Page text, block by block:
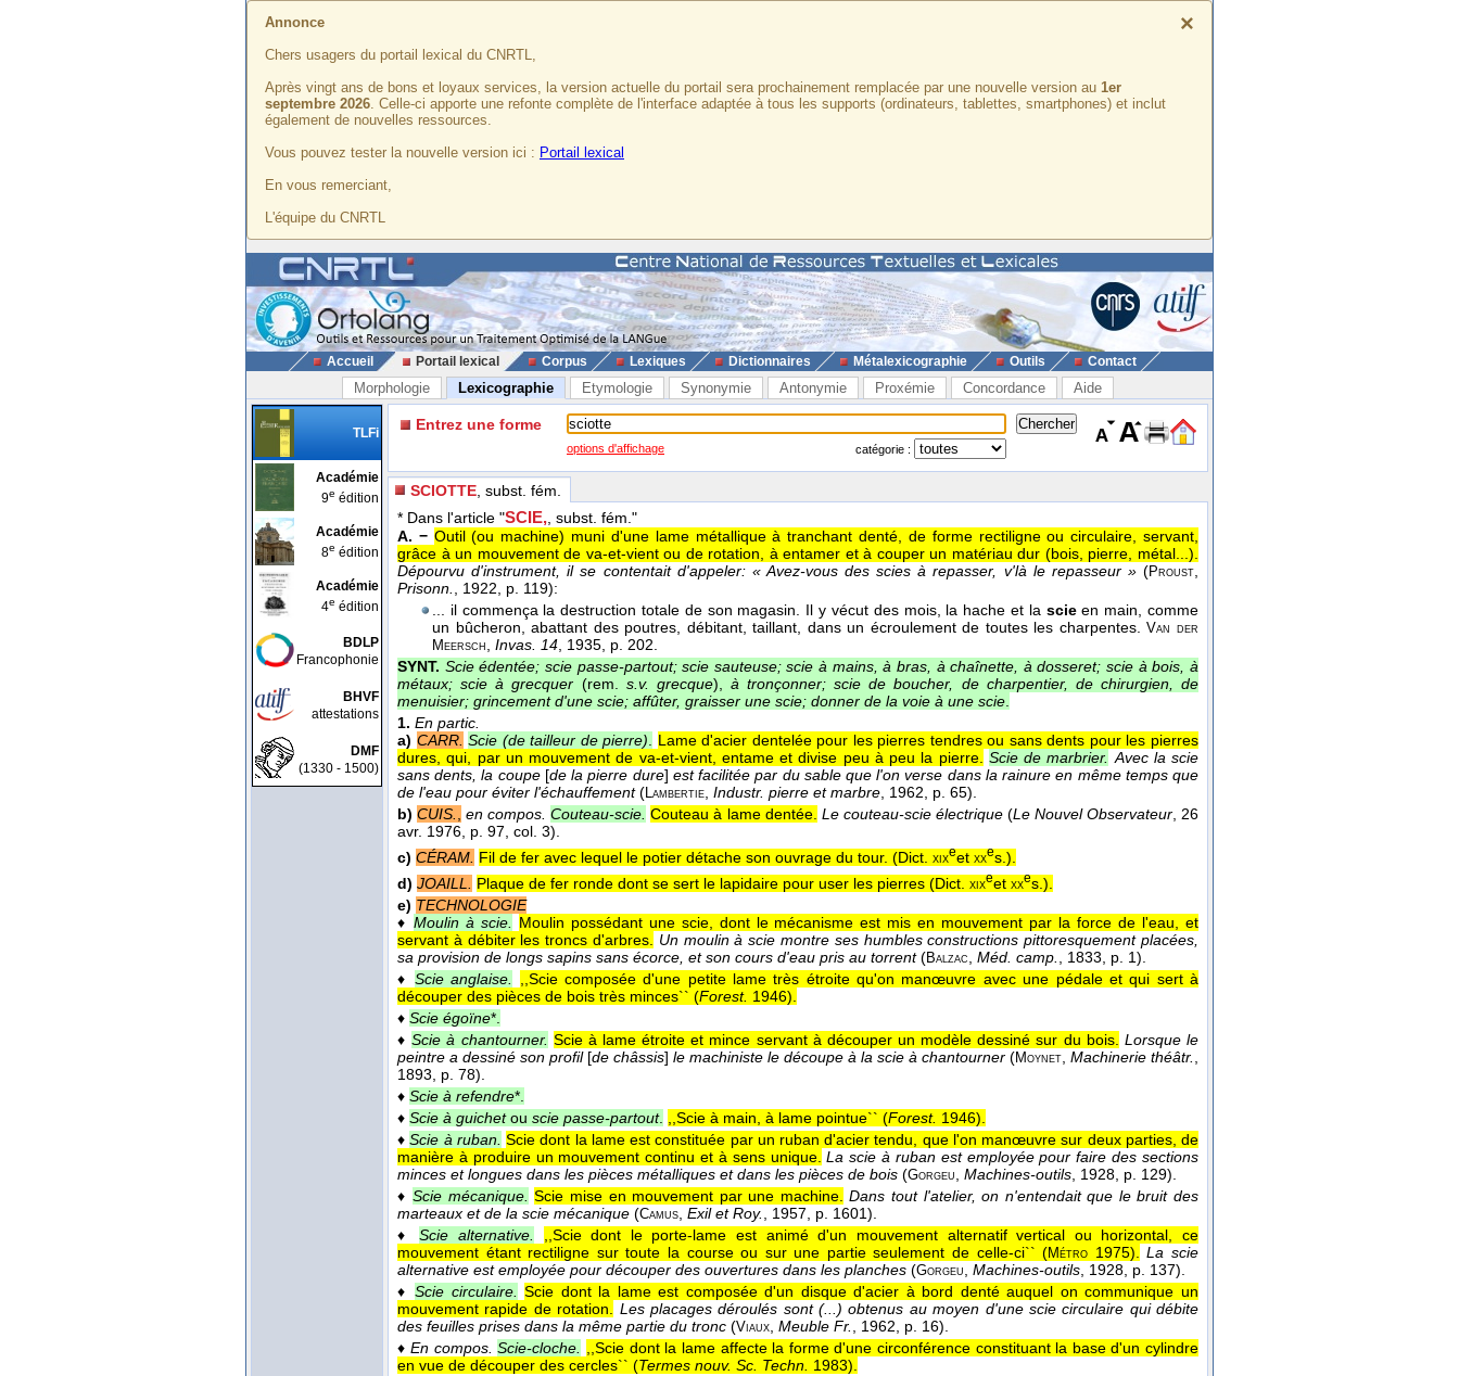
×
Annonce
Chers usagers du portail lexical du CNRTL,
Après vingt ans de bons et loyaux services, la version actuelle du portail sera prochainement remplacée par une nouvelle version au 1er
septembre 2026. Celle-ci apporte une refonte complète de l'interface adaptée à tous les supports (ordinateurs, tablettes, smartphones) et inclut
également de nouvelles ressources.
Vous pouvez tester la nouvelle version ici : Portail lexical
En vous remerciant,
L'équipe du CNRTL
Accueil Portail lexical Corpus Lexiques Dictionnaires Métalexicographie Outils Contact
Morphologie Lexicographie Etymologie Synonymie Antonymie Proxémie Concordance Aide
TLFi
Académie
9e édition
Académie
8e édition
Académie
4e édition
BDLP
Francophonie
BHVF
attestations
DMF
(1330 - 1500)
Entrez une forme
options d'affichage catégorie :
SCIOTTE , subst. fém.
* Dans l'article "SCIE,, subst. fém."
A. − Outil (ou machine) muni d'une lame métallique à tranchant denté, de forme rectiligne ou circulaire, servant,
grâce à un mouvement de va-et-vient ou de rotation, à entamer et à couper un matériau dur (bois, pierre, métal...).
Dépourvu d'instrument, il se contentait d'appeler: « Avez-vous des scies à repasser, v'là le repasseur »(Proust,
Prisonn., 1922, p. 119):
... il commença la destruction totale de son magasin. Il y vécut des mois, la hache et la scieen main, comme
un bûcheron, abattant des poutres, débitant, taillant, dans un écroulement de toutes les charpentes.Van der
Meersch, Invas. 14, 1935, p. 202.
SYNT. Scie édentée; scie passe-partout; scie sauteuse; scie à mains, à bras, à chaînette, à dosseret; scie à bois, à
métaux; scie à grecquer (rem. s.v. grecque), à tronçonner; scie de boucher, de charpentier, de chirurgien, de
menuisier; grincement d'une scie; affûter, graisser une scie; donner de la voie à une scie.
1. En partic.
a) CARR. Scie (de tailleur de pierre). Lame d'acier dentelée pour les pierres tendres ou sans dents pour les pierres
dures, qui, par un mouvement de va-et-vient, entame et divise peu à peu la pierre. Scie de marbrier. Avec la scie
sans dents, la coupe [de la pierre dure] est facilitée par du sable que l'on verse dans la rainure en même temps que
de l'eau pour éviter l'échauffement(Lambertie, Industr. pierre et marbre, 1962, p. 65).
b) CUIS., en compos. Couteau-scie. Couteau à lame dentée. Le couteau-scie électrique(Le Nouvel Observateur, 26
avr. 1976, p. 97, col. 3).
c) CÉRAM. Fil de fer avec lequel le potier détache son ouvrage du tour. (Dict. xixeet xxes. ).
d) JOAILL. Plaque de fer ronde dont se sert le lapidaire pour user les pierres (Dict. xixeet xxes. ).
e) TECHNOLOGIE
♦ Moulin à scie.
Moulin possédant une scie, dont le mécanisme est mis en mouvement par la force de l'eau, et
servant à débiter les troncs d'arbres.
Un moulin à scie montre ses humbles constructions pittoresquement placées,
sa provision de longs sapins sans écorce, et son cours d'eau pris au torrent(Balzac Méd. camp. , 1833 , p. 1).
♦ Scie anglaise.
,,Scie composée d'une petite lame très étroite qu'on manœuvre avec une pédale et qui sert à
découper des pièces de bois très minces`` (Forest. 1946).
♦ Scie égoïne*.
♦Scie à chantourner. Scie à lame étroite et mince servant à découper un modèle dessiné sur du bois. Lorsque le
peintre a dessiné son profil [de châssis] le machiniste le découpe à la scie à chantourner (Moynet Machinerie théâtr.
1893 , p. 78).
♦ Scie à refendre*.
♦ Scie à guichetou scie passe-partout. ,,Scie à main, à lame pointue`` (Forest. 1946).
♦Scie à ruban. Scie dont la lame est constituée par un ruban d'acier tendu, que l'on manœuvre sur deux parties, de
manière à produire un mouvement continu et à sens unique. La scie à ruban est employée pour faire des sections
minces et longues dans les pièces métalliques et dans les pièces de bois (Gorgeu Machines-outils , 1928 , p. 129).
♦Scie mécanique. Scie mise en mouvement par une machine. Dans tout l'atelier, on n'entendait que le bruit des
marteaux et de la scie mécanique (Camus Exil et Roy. , 1957 , p. 1601).
♦Scie alternative.
,,Scie dont le porte-lame est animé d'un mouvement alternatif vertical ou horizontal, ce
mouvement étant rectiligne sur toute la course ou sur une partie seulement de celle-ci`` (Métro 1975).
La scie
alternative est employée pour découper des ouvertures dans les planches (Gorgeu Machines-outils , 1928 , p. 137).
♦Scie circulaire.
Scie dont la lame est composée d'un disque d'acier à bord denté auquel on communique un
mouvement rapide de rotation.
Les placages déroulés sont (...) obtenus au moyen d'une scie circulaire qui débite
des feuilles prises dans la même partie du tronc (Viaux Meuble Fr. , 1962 , p. 16).
♦En compos. Scie-cloche.
,,Scie dont la lame affecte la forme d'une circonférence constituant la base d'un cylindre
en vue de découper des cercles`` (Termes nouv. Sc. Techn. 1983).